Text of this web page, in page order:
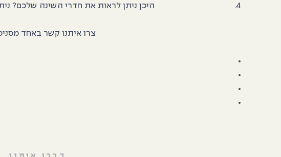
היכן ניתן לראות את חדרי השינה שלכם?
צרו איתנו קשר באחד